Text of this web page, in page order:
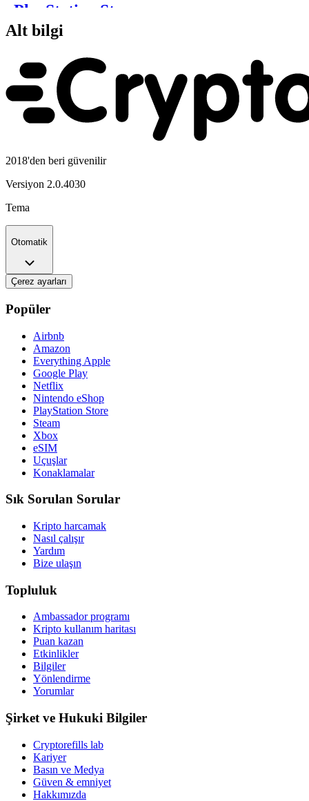
Alt bilgi
2018'den beri güvenilir
Versiyon 2.0.4030
Tema
Otomatik
Çerez ayarları
Popüler
Airbnb
Amazon
Everything Apple
Google Play
Netflix
Nintendo eShop
PlayStation Store
Steam
Xbox
eSIM
Uçuşlar
Konaklamalar
Sık Sorulan Sorular
Kripto harcamak
Nasıl çalışır
Yardım
Bize ulaşın
Topluluk
Ambassador programı
Kripto kullanım haritası
Puan kazan
Etkinlikler
Bilgiler
Yönlendirme
Yorumlar
Şirket ve Hukuki Bilgiler
Cryptorefills lab
Kariyer
Basın ve Medya
Güven & emniyet
Hakkımızda